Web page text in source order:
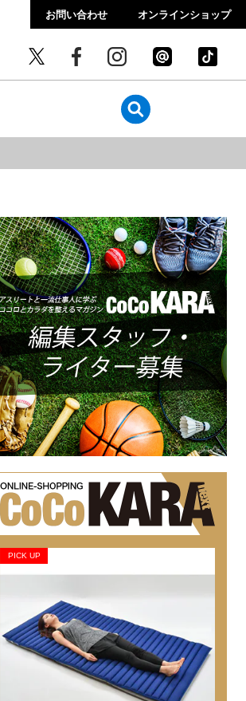
お問い合わせ オンラインショップ
PICK UP